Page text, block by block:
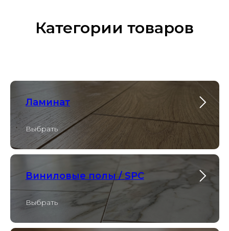
Категории товаров
Ламинат
Выбрать
Виниловые полы / SPC
Выбрать